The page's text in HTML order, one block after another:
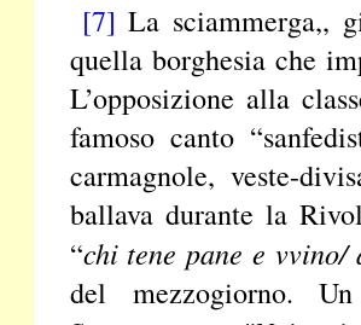
[7] La sciammerga,,
quella borghesia che
L’opposizione alla
famoso canto
carmagnole, veste-
ballava durante la
“chi tene pane e vvino/
del mezzogiorno.